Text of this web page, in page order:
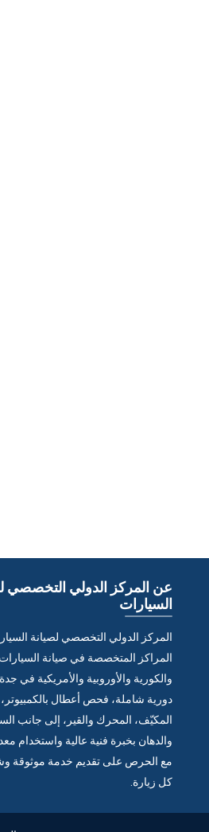
عن المركز الدولي التخصصي
السيارات
المركز الدولي التخصصي لصيانة
المراكز المتخصصة في صيانة السيارات
والكورية والأوروبية والأمريكية في
دورية شاملة، فحص أعطال
المكيّف، المحرك والقير، إلى جانب
والدهان بخبرة فنية عالية واستخدام
مع الحرص على تقديم خدمة موثوقة
كل زيارة.